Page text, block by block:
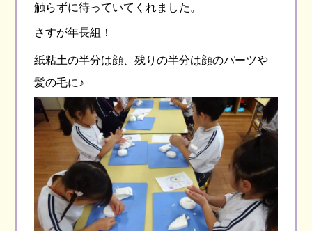
触らずに待っていてくれました。
さすが年長組！
紙粘土の半分は顔、残りの半分は顔のパーツや
髪の毛に♪